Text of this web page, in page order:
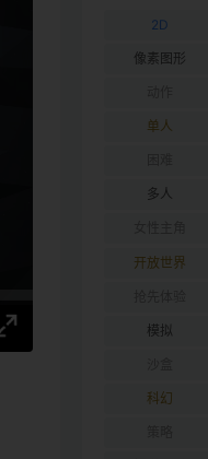
2D
像素图形
单人
多人
开放世界
模拟
科幻